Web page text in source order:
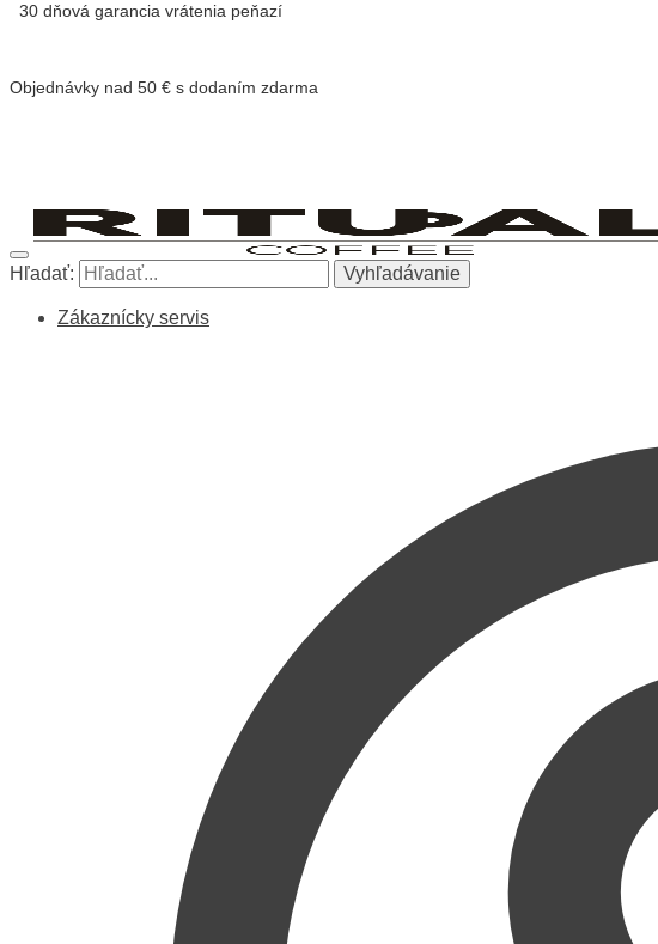
30 dňová garancia vrátenia peňazí
Objednávky nad 50 € s dodaním zdarma
Hľadať: Vyhľadávanie
Zákaznícky servis